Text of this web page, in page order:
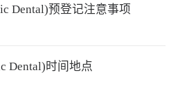
Dental)预登记注意事项
Dental)时间地点